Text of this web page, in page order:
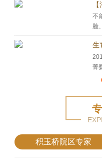
不
脸
生
菁
积玉桥院区专家